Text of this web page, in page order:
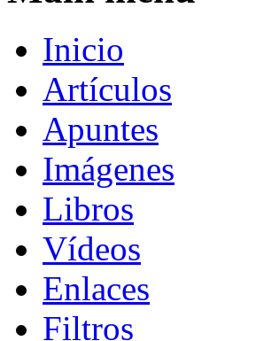
Inicio
Artículos
Apuntes
Imágenes
Libros
Vídeos
Enlaces
Filtros